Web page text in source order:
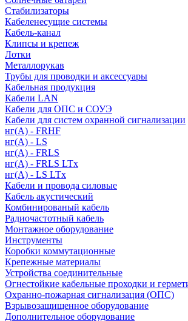
Стабилизаторы
Кабеленесущие системы
Кабель-канал
Клипсы и крепеж
Лотки
Металлорукав
Трубы для проводки и аксессуары
Кабельная продукция
Кабели LAN
Кабели для ОПС и СОУЭ
Кабели для систем охранной сигнализации
нг(A) - FRHF
нг(A) - LS
нг(А) - FRLS
нг(А) - FRLS LTx
нг(А) - LS LTx
Кабели и провода силовые
Кабель акустический
Комбинированый кабель
Радиочастотный кабель
Монтажное оборудование
Инструменты
Коробки коммутационные
Крепежные материалы
Устройства соединительные
Огнестойкие кабельные проходки и
Охранно-пожарная сигнализация (ОПС)
Взрывозащищенное оборудование
Дополнительное оборудование